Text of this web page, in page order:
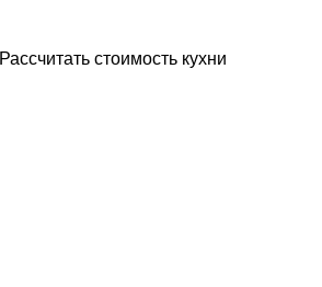
Рассчитать стоимость кухни